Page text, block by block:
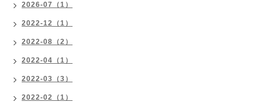
2026-07（1）
2022-12（1）
2022-08（2）
2022-04（1）
2022-03（3）
2022-02（1）